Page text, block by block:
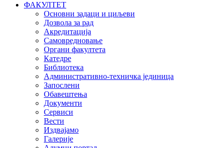
ФАКУЛТЕТ
Основни задаци и циљеви
Дозвола за рад
Акредитација
Самовредновање
Органи факултета
Катедре
Библиотека
Административно-техничка јединица
Запослени
Обавештења
Документи
Сервиси
Вести
Издвајамо
Галерије